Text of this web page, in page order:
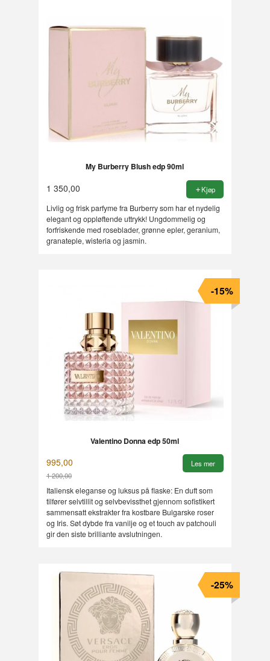
My Burberry Blush edp 90ml
1 350,00 Kjøp
Livlig og frisk parfyme fra Burberry som har et nydelig
elegant og oppløftende uttrykk! Ungdommelig og
forfriskende med roseblader, grønne epler, geranium,
granateple, wisteria og jasmin.
Valentino Donna edp 50ml
995,00
1 200,00
Rabatt
-15%
Les mer
Italiensk eleganse og luksus på flaske: En duft som
tilfører selvtillit og selvbevissthet gjennom sofistikert
sammensatt ekstrakter fra kostbare Bulgarske roser
og Iris. Søt dybde fra vanilje og et touch av patchouli
gir den siste brilliante avslutningen.
-25%